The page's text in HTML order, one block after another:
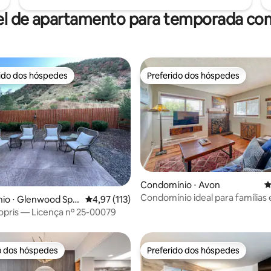
de apartamento para temporada
de 5, 200 avaliações
preferidos dos hóspedes
dos hóspedes
⋅ Glenwood Spri 4,97 de uma avaliação média de 5, 113
4,97 (113)
— Licença nº 25-00079
Preferido dos hóspedes
Preferido dos hóspedes
Condomínio ⋅ Avon
Condomínio ideal para famílias
dos hóspedes
dos hóspedes Preferido dos hóspedes
Preferido dos hóspedes